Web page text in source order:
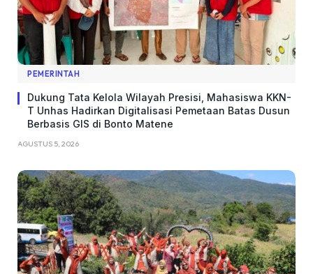
PEMERINTAH
Dukung Tata Kelola Wilayah Presisi, Mahasiswa KKN-
T Unhas Hadirkan Digitalisasi Pemetaan Batas Dusun
Berbasis GIS di Bonto Matene
AGUSTUS 5, 2026